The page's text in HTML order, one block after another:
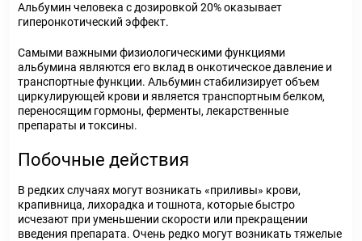
Альбумин человека с дозировкой 20% оказывает
гиперонкотический эффект.
Самыми важными физиологическими функциями
альбумина являются его вклад в онкотическое давление и
транспортные функции. Альбумин стабилизирует объем
циркулирующей крови и является транспортным белком,
переносящим гормоны, ферменты, лекарственные
препараты и токсины.
Побочные действия
В редких случаях могут возникать «приливы» крови,
крапивница, лихорадка и тошнота, которые быстро
исчезают при уменьшении скорости или прекращении
введения препарата. Очень редко могут возникать тяжелые